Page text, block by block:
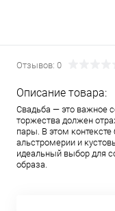
Отзывов: 0
Описание товара:
Свадьба — это важное
торжества должен
пары. В этом
альстромерии и
идеальный выбор для
образа.